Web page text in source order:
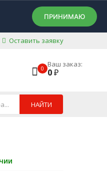
ПРИНИМАЮ
Оставить заявку
0 Ваш заказ:
0₽
НАЙТИ